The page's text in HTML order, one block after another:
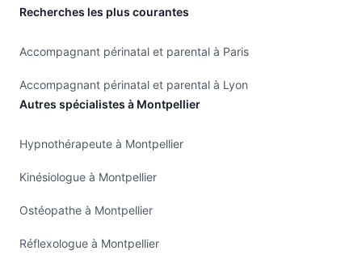
Recherches les plus courantes
Accompagnant périnatal et parental à Paris
Accompagnant périnatal et parental à Lyon
Autres spécialistes à Montpellier
Hypnothérapeute à Montpellier
Kinésiologue à Montpellier
Ostéopathe à Montpellier
Réflexologue à Montpellier